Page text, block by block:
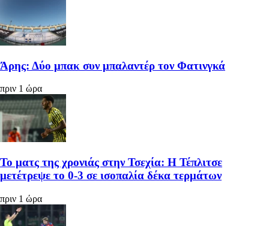
Άρης: Δύο μπακ συν μπαλαντέρ τον Φατινγκά
πριν 1 ώρα
Το ματς της χρονιάς στην Τσεχία: Η Τέπλιτσε
μετέτρεψε το 0-3 σε ισοπαλία δέκα τερμάτων
πριν 1 ώρα